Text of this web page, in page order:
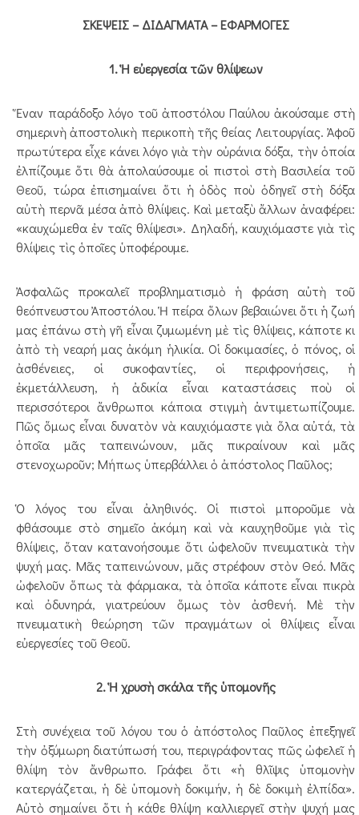
ΣΚΕΨΕΙΣ – ΔΙΔΑΓΜΑΤΑ – ΕΦΑΡΜΟΓΕΣ
1. Ἡ εὐεργεσία τῶν θλίψεων
Ἕναν παράδοξο λόγο τοῦ ἀποστόλου Παύλου ἀκούσαμε στὴ
σημερινὴ ἀποστολικὴ περικοπὴ τῆς θείας Λειτουργίας. Ἀφοῦ
πρωτύτερα εἶχε κάνει λόγο γιὰ τὴν οὐράνια δόξα, τὴν ὁποία
ἐλπίζουμε ὅτι θὰ ἀπολαύσουμε οἱ πιστοὶ στὴ Βασιλεία τοῦ
Θεοῦ, τώρα ἐπισημαίνει ὅτι ἡ ὁδὸς ποὺ ὁδηγεῖ στὴ δόξα
αὐτὴ περνᾶ μέσα ἀπὸ θλίψεις. Καὶ μεταξὺ ἄλλων ἀναφέρει:
«καυχώμεθα ἐν ταῖς θλίψεσι». Δηλαδή, καυχιόμαστε γιὰ τὶς
θλίψεις τὶς ὁποῖες ὑποφέρουμε.
Ἀσφαλῶς προκαλεῖ προβληματισμὸ ἡ φράση αὐτὴ τοῦ
θεόπνευστου Ἀποστόλου. Ἡ πείρα ὅλων βεβαιώνει ὅτι ἡ ζωή
μας ἐπάνω στὴ γῆ εἶναι ζυμωμένη μὲ τὶς θλίψεις, κάποτε κι
ἀπὸ τὴ νεαρή μας ἀκόμη ἡλικία. Οἱ δοκιμασίες, ὁ πόνος, οἱ
ἀσθένειες, οἱ συκοφαντίες, οἱ περιφρονήσεις, ἡ
ἐκμετάλλευση, ἡ ἀδικία εἶναι καταστάσεις ποὺ οἱ
περισσότεροι ἄνθρωποι κάποια στιγμὴ ἀντιμετωπίζουμε.
Πῶς ὅμως εἶναι δυνατὸν νὰ καυχιόμαστε γιὰ ὅλα αὐτά, τὰ
ὁποῖα μᾶς ταπεινώνουν, μᾶς πικραίνουν καὶ μᾶς
στενοχωροῦν; Μήπως ὑπερβάλλει ὁ ἀπόστολος Παῦλος;
Ὁ λόγος του εἶναι ἀληθινός. Οἱ πιστοὶ μποροῦμε νὰ
φθάσουμε στὸ σημεῖο ἀκόμη καὶ νὰ καυχηθοῦμε γιὰ τὶς
θλίψεις, ὅταν κατανοήσουμε ὅτι ὠφελοῦν πνευματικὰ τὴν
ψυχή μας. Μᾶς ταπεινώνουν, μᾶς στρέφουν στὸν Θεό. Μᾶς
ὠφελοῦν ὅπως τὰ φάρμακα, τὰ ὁποῖα κάποτε εἶναι πικρὰ
καὶ ὀδυνηρά, γιατρεύουν ὅμως τὸν ἀσθενή. Μὲ τὴν
πνευματικὴ θεώρηση τῶν πραγμάτων οἱ θλίψεις εἶναι
εὐεργεσίες τοῦ Θεοῦ.
2. Ἡ χρυσὴ σκάλα τῆς ὑπομονῆς
Στὴ συνέχεια τοῦ λόγου του ὁ ἀπόστολος Παῦλος ἐπεξηγεῖ
τὴν ὀξύμωρη διατύπωσή του, περιγράφοντας πῶς ὠφελεῖ ἡ
θλίψη τὸν ἄνθρωπο. Γράφει ὅτι «ἡ θλῖψις ὑπομονὴν
κατεργάζεται, ἡ δὲ ὑπομονὴ δοκιμήν, ἡ δὲ δοκιμὴ ἐλπίδα».
Αὐτὸ σημαίνει ὅτι ἡ κάθε θλίψη καλλιεργεῖ στὴν ψυχή μας